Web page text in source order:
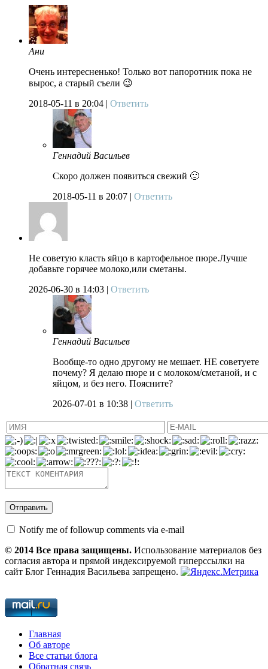
Ани
Очень интересненько! Только вот папоротник пока не
вырос, а старый съели 😉
2018-05-11 в 20:04 | Ответить
Геннадий Васильев
Скоро должен появиться свежий 🙂
2018-05-11 в 20:07 | Ответить
Не советую класть яйцо в картофельное пюре.Лучше
добавьте горячее молоко,или сметаны.
2026-06-30 в 14:03 | Ответить
Геннадий Васильев
Вообще-то одно другому не мешает. НЕ советуете
почему? Я делаю пюре и с молоком/сметаной, и с
яйцом, и без него. Поясните?
2026-07-01 в 10:38 | Ответить
Notify me of followup comments via e-mail
© 2014 Все права защищены. Использование материалов без
согласия автора и прямой индексируемой гиперссылки на
сайт Блог Геннадия Васильева запрещено.
Главная
Об авторе
Все статьи блога
Обратная связь